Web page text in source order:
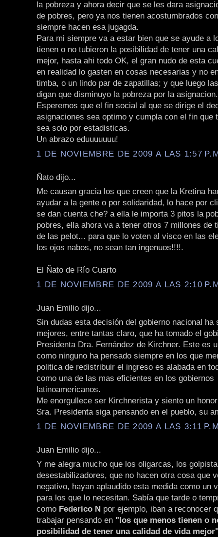
la pobreza y ahora decir que se les dara
de pobres, pero ya nos tienen acostumbrados
siempre hacen esa jugagda.
Para mi siempre va a estar bien que se ayude a
tienen o no tubieron la posibilidad de tener una
mejor, hasta ahi todo OK, el gran nudo de esta
en realidad lo gasten en cosas necesarias y no
timba, o un lindo par de zapatillas; y que luego
digan que disminuyo la pobreza por la asignacion.
Esperemos que el fin social al que se dirige el
asignaciones sea optimo y cumpla con el fin que
sea solo por estadisticas.
Un abrazo eduuuuuuu!
1 DE NOVIEMBRE DE 2009 A LAS 1:57
Ñato dijo...
Me causan gracia los que creen que la Kretina
ayudar a la gente o por solidaridad, lo hace por
se dan cuenta che? a ella le importa 3 pitos la
pobres, ella ahora va a tener otros 7 millones de
de las pelot... para que lo voten al visco en las
los ojos nabos, no sean tan ingenuos!!!!.
El Ñato de Río Cuarto
1 DE NOVIEMBRE DE 2009 A LAS 2:10
Juan Emilio dijo...
Sin dudas esta decisión del gobierno nacional ha
mejores, entre tantas claro, que ha tomado el
Presidenta Dra. Fernández de Kirchner. Este es
como ninguno ha pensado siempre en los que
politica de redistribuir el ingreso es alabada en
como una de las mas eficientes en los gobiernos
latinoamericanos.
Me enorgullece ser Kirchnerista y siento un
Sra. Presidenta siga pensando en el pueblo, su
1 DE NOVIEMBRE DE 2009 A LAS 3:11
Juan Emilio dijo...
Y me alegra mucho que los oligarcas, los
desestabilizadores, que no hacen otra cosa que
negativo, hayan aplaudido esta medida como un
para los que lo necesitan. Sabía que tarde o
como Federico N por ejemplo, iban a reconocer
trabajar pensando en "los que menos tienen o
posibilidad de tener una calidad de vida